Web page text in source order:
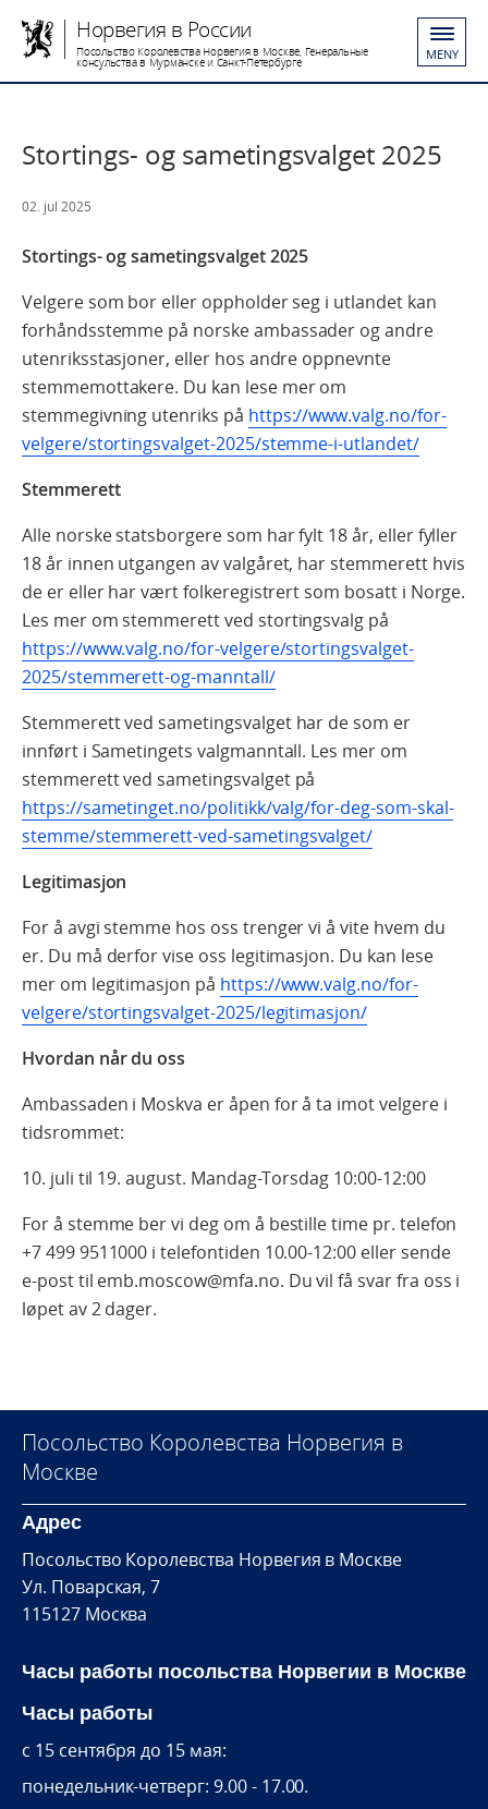
Норвегия в России
Посольство Королевства Норвегия в Москве, Генеральные
консульства в Мурманске и Санкт-Петербурге MENY
Stortings- og sametingsvalget 2025
02. jul 2025
Stortings- og sametingsvalget 2025
Velgere som bor eller oppholder seg i utlandet kan
forhåndsstemme på norske ambassader og andre
utenriksstasjoner, eller hos andre oppnevnte
stemmemottakere. Du kan lese mer om
stemmegivning utenriks på https://www.valg.no/for-
velgere/stortingsvalget-2025/stemme-i-utlandet/
Stemmerett
Alle norske statsborgere som har fylt 18 år, eller fyller
18 år innen utgangen av valgåret, har stemmerett hvis
de er eller har vært folkeregistrert som bosatt i Norge.
Les mer om stemmerett ved stortingsvalg på
https://www.valg.no/for-velgere/stortingsvalget-
2025/stemmerett-og-manntall/
Stemmerett ved sametingsvalget har de som er
innført i Sametingets valgmanntall. Les mer om
stemmerett ved sametingsvalget på
https://sametinget.no/politikk/valg/for-deg-som-skal-
stemme/stemmerett-ved-sametingsvalget/
Legitimasjon
For å avgi stemme hos oss trenger vi å vite hvem du
er. Du må derfor vise oss legitimasjon. Du kan lese
mer om legitimasjon på https://www.valg.no/for-
velgere/stortingsvalget-2025/legitimasjon/
Hvordan når du oss
Ambassaden i Moskva er åpen for å ta imot velgere i
tidsrommet:
10. juli til 19. august. Mandag-Torsdag 10:00-12:00
For å stemme ber vi deg om å bestille time pr. telefon
+7 499 9511000 i telefontiden 10.00-12:00 eller sende
e-post til emb.moscow@mfa.no. Du vil få svar fra oss i
løpet av 2 dager.
Посольство Королевства Норвегия в
Москве
Адрес
Посольство Королевства Норвегия в Москве
Ул. Поварская, 7
115127 Москва
Часы работы посольства Норвегии в Москве
Часы работы
c 15 сентября до 15 мая:
понедельник-четверг: 9.00 - 17.00.